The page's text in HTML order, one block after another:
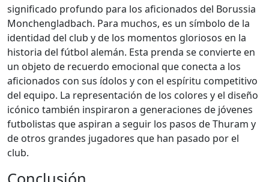
significado profundo para los aficionados del Borussia
Monchengladbach. Para muchos, es un símbolo de la
identidad del club y de los momentos gloriosos en la
historia del fútbol alemán. Esta prenda se convierte en
un objeto de recuerdo emocional que conecta a los
aficionados con sus ídolos y con el espíritu competitivo
del equipo. La representación de los colores y el diseño
icónico también inspiraron a generaciones de jóvenes
futbolistas que aspiran a seguir los pasos de Thuram y
de otros grandes jugadores que han pasado por el
club.